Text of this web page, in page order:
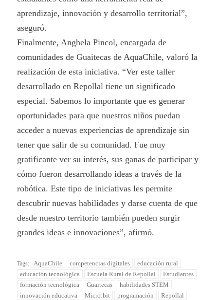
aprendizaje, innovación y desarrollo territorial”,
aseguró.
Finalmente, Anghela Pincol, encargada de
comunidades de Guaitecas de AquaChile, valoró la
realización de esta iniciativa. “Ver este taller
desarrollado en Repollal tiene un significado
especial. Sabemos lo importante que es generar
oportunidades para que nuestros niños puedan
acceder a nuevas experiencias de aprendizaje sin
tener que salir de su comunidad. Fue muy
gratificante ver su interés, sus ganas de participar y
cómo fueron desarrollando ideas a través de la
robótica. Este tipo de iniciativas les permite
descubrir nuevas habilidades y darse cuenta de que
desde nuestro territorio también pueden surgir
grandes ideas e innovaciones”, afirmó.
Tags: AquaChile competencias digitales
educación rural
educación tecnológica
Escuela Rural de Repollal
Estudiantes
formación tecnológica
Guaitecas
habilidades STEM
innovación educativa
Micro:bit programación
Repollal